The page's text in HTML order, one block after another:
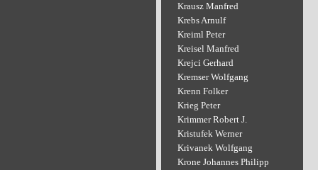
Krausz Manfred
Krebs Arnulf
Kreiml Peter
Kreisel Manfred
Krejci Gerhard
Kremser Wolfgang
Krenn Folker
Krieg Peter
Krimmer Robert J.
Kristufek Werner
Krivanek Wolfgang
Krone Johannes Philipp